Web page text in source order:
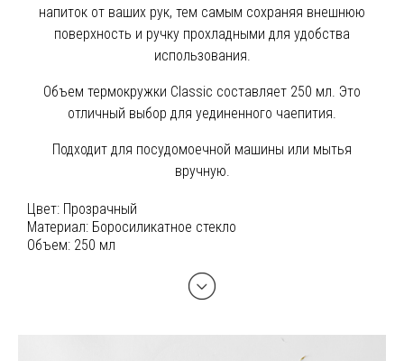
напиток от ваших рук, тем самым сохраняя внешнюю
поверхность и ручку прохладными для удобства
использования.
Объем термокружки Classic составляет 250 мл. Это
отличный выбор для уединенного чаепития.
Подходит для посудомоечной машины или мытья
вручную.
Цвет: Прозрачный
Материал: Боросиликатное стекло
Объем: 250 мл